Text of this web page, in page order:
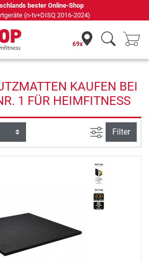
69x
KAUFEN BEI
1 FÜR HEIMFITNESS
Ansicht
Filter